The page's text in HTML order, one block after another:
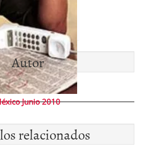
Junio 2010
Autor
relacionados